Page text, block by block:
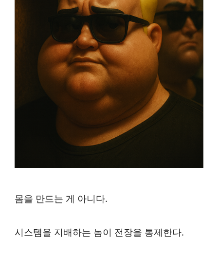
몸을 만드는 게 아니다.
시스템을 지배하는 놈이 전장을 통제한다.